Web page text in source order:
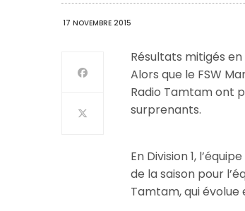
17 NOVEMBRE 2015
Résultats mitigés
Alors que le FSW
Radio Tamtam ont
surprenants.
En Division 1,
de la saison pour
Tamtam, qui évolue